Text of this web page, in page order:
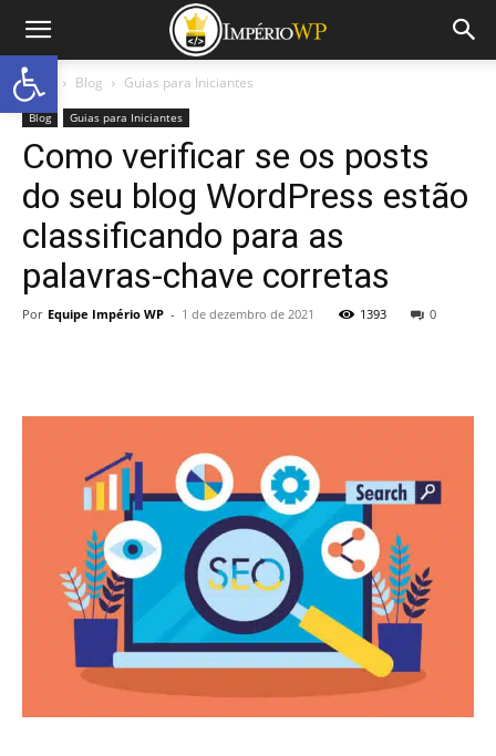
Início Blog Guias para Iniciantes
Blog Guias para Iniciantes
Como verificar se os posts
do seu blog WordPress estão
classificando para as
palavras-chave corretas
Por Equipe Império WP - 1 de dezembro de 2021 1393 0
Abrir a barra de ferramentas